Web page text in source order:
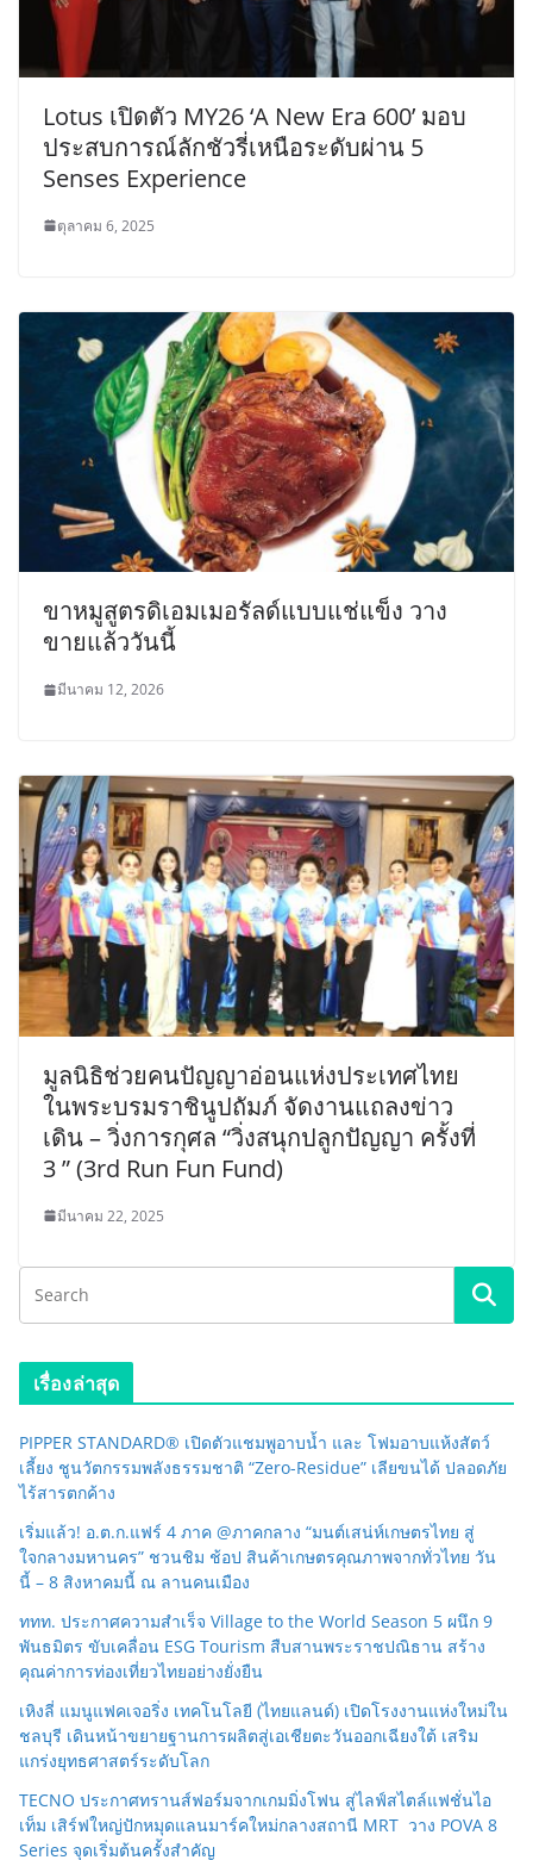
Lotus เปิดตัว MY26 ‘A New Era 600’ มอบ
ประสบการณ์ลักชัวรี่เหนือระดับผ่าน 5
Senses Experience
ตุลาคม 6, 2025
ขาหมูสูตรดิเอมเมอรัลด์แบบแช่แข็ง วาง
ขายแล้ววันนี้
มีนาคม 12, 2026
มูลนิธิช่วยคนปัญญาอ่อนแห่งประเทศไทย
ในพระบรมราชินูปถัมภ์ จัดงานแถลงข่าว
เดิน – วิ่งการกุศล “วิ่งสนุกปลูกปัญญา ครั้งที่
3 ” (3rd Run Fun Fund)
มีนาคม 22, 2025
เรื่องล่าสุด
PIPPER STANDARD® เปิดตัวแชมพูอาบน้ำ และ โฟมอาบแห้งสัตว์
เลี้ยง ชูนวัตกรรมพลังธรรมชาติ “Zero-Residue” เลียขนได้ ปลอดภัย
ไร้สารตกค้าง
เริ่มแล้ว! อ.ต.ก.แฟร์ 4 ภาค @ภาคกลาง “มนต์เสน่ห์เกษตรไทย สู่
ใจกลางมหานคร” ชวนชิม ช้อป สินค้าเกษตรคุณภาพจากทั่วไทย วัน
นี้ – 8 สิงหาคมนี้ ณ ลานคนเมือง
ททท. ประกาศความสำเร็จ Village to the World Season 5 ผนึก 9
พันธมิตร ขับเคลื่อน ESG Tourism สืบสานพระราชปณิธาน สร้าง
คุณค่าการท่องเที่ยวไทยอย่างยั่งยืน
เหิงลี่ แมนูแฟคเจอริ่ง เทคโนโลยี (ไทยแลนด์) เปิดโรงงานแห่งใหม่ใน
ชลบุรี เดินหน้าขยายฐานการผลิตสู่เอเชียตะวันออกเฉียงใต้ เสริม
แกร่งยุทธศาสตร์ระดับโลก
TECNO ประกาศทรานส์ฟอร์มจากเกมมิ่งโฟน สู่ไลฟ์สไตล์แฟชั่นไอ
เท็ม เสิร์ฟใหญ่ปักหมุดแลนมาร์คใหม่กลางสถานี MRT วาง POVA 8
Series จุดเริ่มต้นครั้งสำคัญ